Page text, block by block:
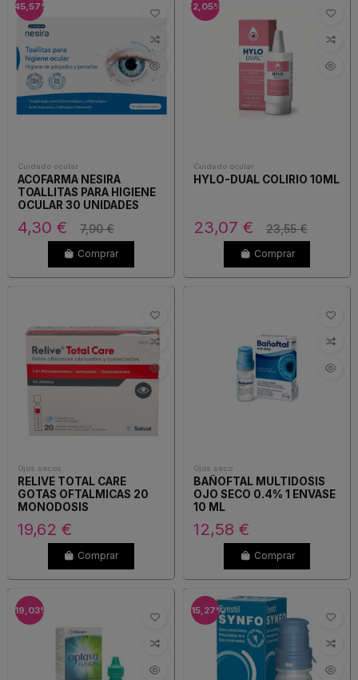
-45,57%
Cuidado ocular
ACOFARMA NESIRA
TOALLITAS PARA HIGIENE
OCULAR 30 UNIDADES
4,30 € 7,90 €
Comprar
-2,05%
Cuidado ocular
HYLO-DUAL COLIRIO 10ML
23,07 € 23,55 €
Comprar
Ojos secos
RELIVE TOTAL CARE
GOTAS OFTALMICAS 20
MONODOSIS
19,62 €
Comprar
Ojos seco
BAÑOFTAL MULTIDOSIS
OJO SECO 0.4% 1 ENVASE
10 ML
12,58 €
Comprar
-19,03% -15,27%